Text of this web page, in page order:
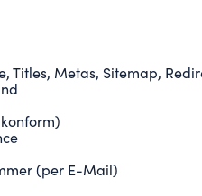
Titles, Metas, Sitemap,
(per E-Mail)